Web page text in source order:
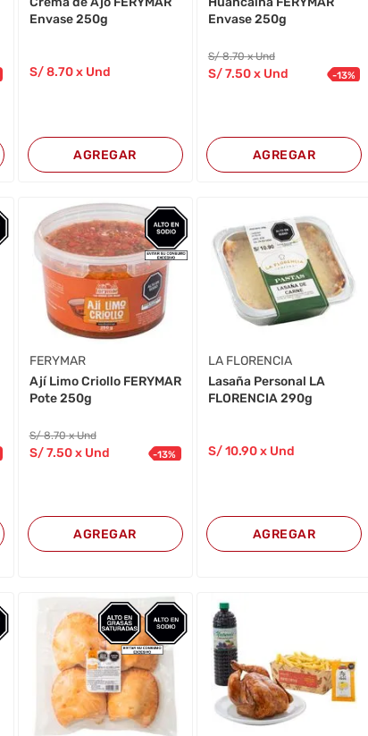
Envase 250g
S/8.70 x Und
AGREGAR
Envase 250g
S/8.70 x Und
S/7.50x Und -13%
AGREGAR
FERYMAR
Ají Limo Criollo FERYMAR
Pote 250g
S/8.70 x Und
S/7.50 x Und -13%
AGREGAR
LA FLORENCIA
Lasaña Personal LA
FLORENCIA 290g
S/10.90x Und
AGREGAR